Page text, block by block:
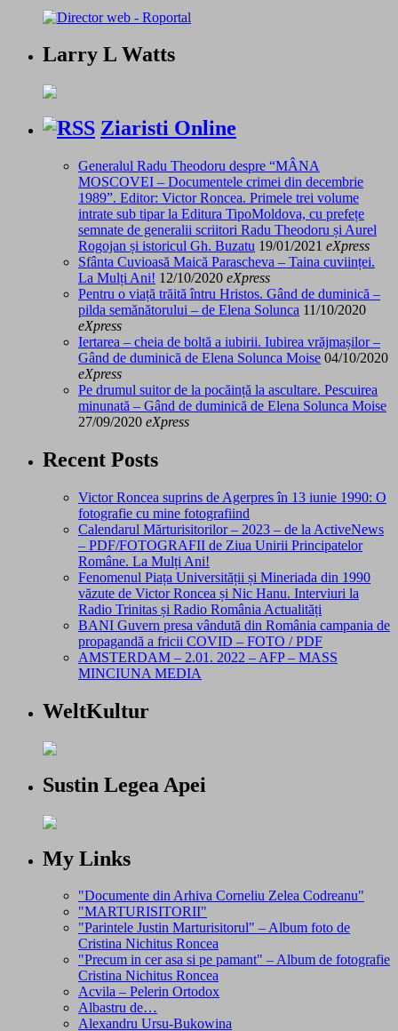
Larry L Watts
Ziaristi Online
Generalul Radu Theodoru despre “MÂNA
MOSCOVEI – Documentele crimei din decembrie
1989”. Editor: Victor Roncea. Primele trei volume
intrate sub tipar la Editura TipoMoldova, cu prefețe
semnate de generalii scriitori Radu Theodoru și Aurel
Rogojan și istoricul Gh. Buzatu 19/01/2021 eXpress
Sfânta Cuvioasă Maică Parascheva – Taina cuviinței.
La Mulți Ani! 12/10/2020 eXpress
Pentru o viață trăită întru Hristos. Gând de duminică –
pilda semănătorului – de Elena Solunca 11/10/2020
eXpress
Iertarea – cheia de boltă a iubirii. Iubirea vrăjmașilor –
Gând de duminică de Elena Solunca Moise 04/10/2020
eXpress
Pe drumul suitor de la pocăință la ascultare. Pescuirea
minunată – Gând de duminică de Elena Solunca Moise
27/09/2020 eXpress
Recent Posts
Victor Roncea suprins de Agerpres în 13 iunie 1990: O
fotografie cu mine fotografiind
Calendarul Mărturisitorilor – 2023 – de la ActiveNews
– PDF/FOTOGRAFII de Ziua Unirii Principatelor
Române. La Mulți Ani!
Fenomenul Piața Universității și Mineriada din 1990
văzute de Victor Roncea și Nic Hanu. Interviuri la
Radio Trinitas și Radio România Actualități
BANI Guvern presa vândută din România campania de
propagandă a fricii COVID – FOTO / PDF
AMSTERDAM – 2.01. 2022 – AFP – MASS
MINCIUNA MEDIA
WeltKultur
Sustin Legea Apei
My Links
"Documente din Arhiva Corneliu Zelea Codreanu"
"MARTURISITORII"
"Parintele Justin Marturisitorul" – Album foto de
Cristina Nichitus Roncea
"Precum in cer asa si pe pamant" – Album de fotografie
Cristina Nichitus Roncea
Acvila – Pelerin Ortodox
Albastru de…
Alexandru Ursu-Bukowina